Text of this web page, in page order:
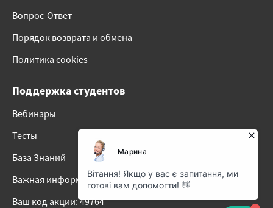
Вопрос-Ответ
Порядок возврата и обмена
Политика cookies
Поддержка студентов
Вебинары
Тесты
База Знаний
Важная информация о наших онлайн-курсах
Ваш код акции: 49764